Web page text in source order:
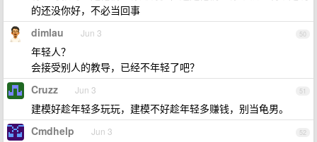
的还没你好，不必当回事
50
dimlau Jun 3
年轻人？
会接受别人的教导，已经不年轻了吧？
51
Cruzz Jun 3
建模好趁年轻多玩玩，建模不好趁年轻多赚钱，别当龟男。
52
Cmdhelp Jun 3